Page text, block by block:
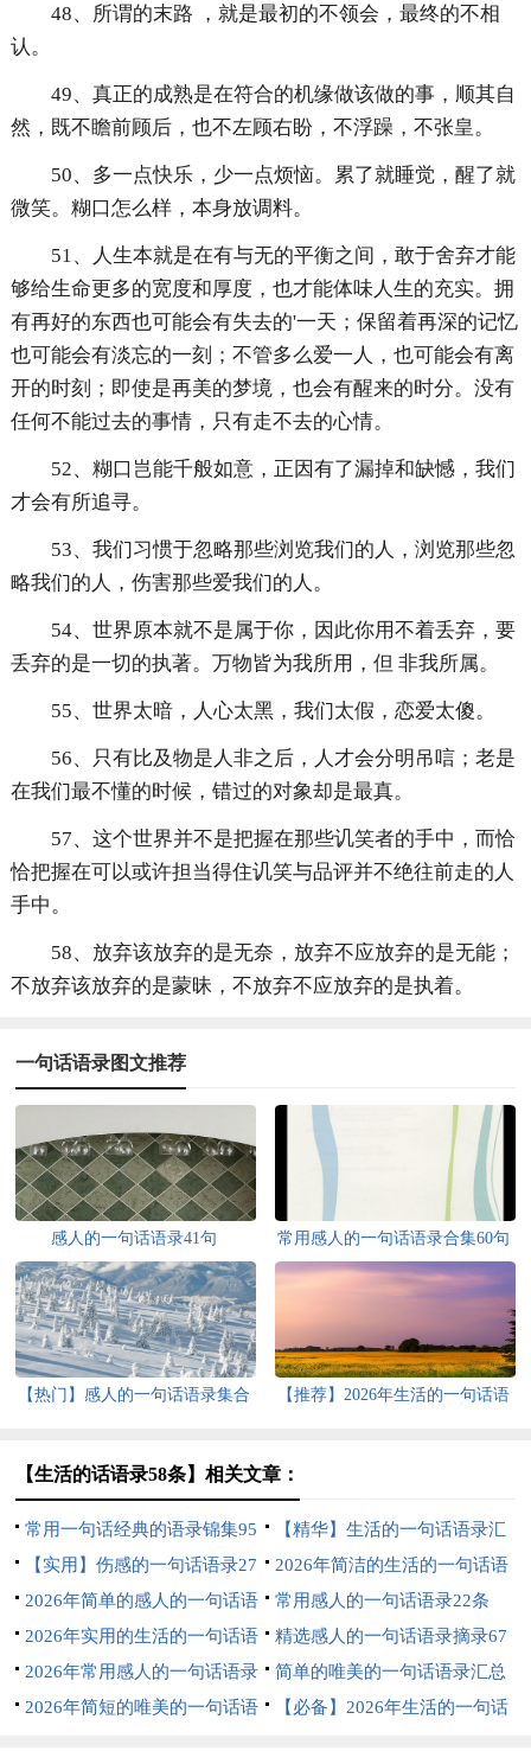
48、所谓的末路 ，就是最初的不领会，最终的不相
认。
49、真正的成熟是在符合的机缘做该做的事，顺其自
然，既不瞻前顾后，也不左顾右盼，不浮躁，不张皇。
50、多一点快乐，少一点烦恼。累了就睡觉，醒了就
微笑。糊口怎么样，本身放调料。
51、人生本就是在有与无的平衡之间，敢于舍弃才能
够给生命更多的宽度和厚度，也才能体味人生的充实。拥
有再好的东西也可能会有失去的'一天；保留着再深的记忆
也可能会有淡忘的一刻；不管多么爱一人，也可能会有离
开的时刻；即使是再美的梦境，也会有醒来的时分。没有
任何不能过去的事情，只有走不去的心情。
52、糊口岂能千般如意，正因有了漏掉和缺憾，我们
才会有所追寻。
53、我们习惯于忽略那些浏览我们的人，浏览那些忽
略我们的人，伤害那些爱我们的人。
54、世界原本就不是属于你，因此你用不着丢弃，要
丢弃的是一切的执著。万物皆为我所用，但 非我所属。
55、世界太暗，人心太黑，我们太假，恋爱太傻。
56、只有比及物是人非之后，人才会分明吊唁；老是
在我们最不懂的时候，错过的对象却是最真。
57、这个世界并不是把握在那些讥笑者的手中，而恰
恰把握在可以或许担当得住讥笑与品评并不绝往前走的人
手中。
58、放弃该放弃的是无奈，放弃不应放弃的是无能；
不放弃该放弃的是蒙昧，不放弃不应放弃的是执着。
一句话语录图文推荐
感人的一句话语录41句 常用感人的一句话语录合集60句
【热门】感人的一句话语录集合
【推荐】2026年生活的一句话语
【生活的话语录58条】相关文章：
常用一句话经典的语录锦集95
句
【精华】生活的一句话语录汇
编70条
【实用】伤感的一句话语录27
条
2026年简洁的生活的一句话语
录45句
2026年简单的感人的一句话语
录摘录65条
常用感人的一句话语录22条
2026年实用的生活的一句话语
录汇编43条
精选感人的一句话语录摘录67
句
2026年常用感人的一句话语录
72条
简单的唯美的一句话语录汇总
66条
2026年简短的唯美的一句话语
【必备】2026年生活的一句话